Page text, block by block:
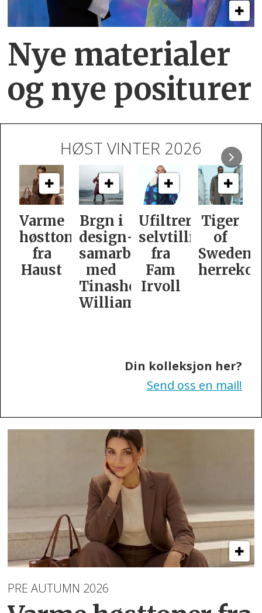
Nye materialer
og nye positurer
HØST VINTER 2026
Brgn i
design­
samarbeid
med
Williamson
Ufiltrert
selvtillit
fra
Fam
Irvoll
Tiger
of
Swedens
herrekolleksjon
Slik
er
dame­
Din kolleksjon her?
Send oss en mail!
PRE AUTUMN 2026